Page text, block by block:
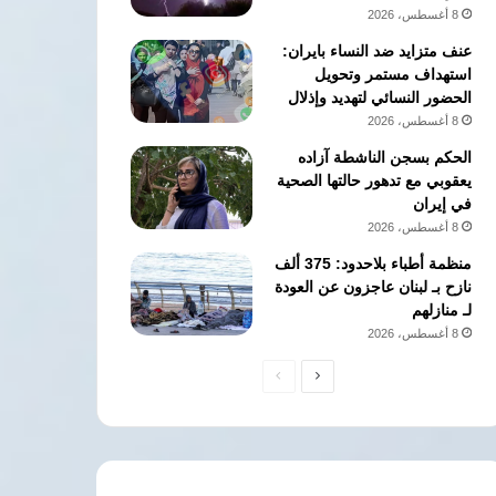
8 أغسطس، 2026
عنف متزايد ضد النساء بايران:
استهداف مستمر وتحويل
الحضور النسائي لتهديد وإذلال
8 أغسطس، 2026
الحكم بسجن الناشطة آزاده
يعقوبي مع تدهور حالتها الصحية
في إيران
8 أغسطس، 2026
منظمة أطباء بلاحدود: 375 ألف
نازح بـ لبنان عاجزون عن العودة
لـ منازلهم
8 أغسطس، 2026
الصفحةالصفحة